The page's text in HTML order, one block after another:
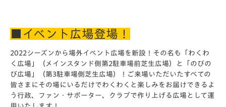
■イベント広場登場！
2022シーズンから場外イベント広場を新設！その名も「わくわ
く広場」（メインスタンド側第2駐車場前芝生広場）と「のびの
び広場」（第3駐車場側芝生広場）！ご来場いただいたすべての
皆さまにその場にいるだけでわくわくと楽しみをお届けできるよ
う行政、ファン・サポーター、クラブで作り上げる広場として運